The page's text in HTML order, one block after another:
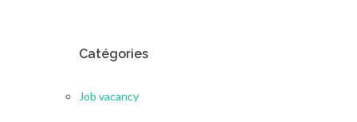
Catégories
Job vacancy